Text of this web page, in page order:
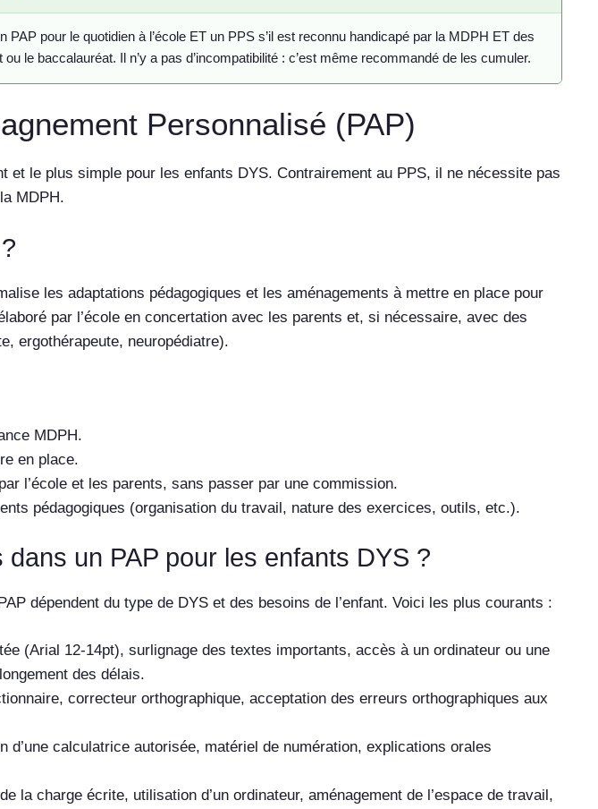
PAP pour le quotidien à l’école ET un PPS s’il est reconnu handicapé par la MDPH ET des
le baccalauréat. Il n’y a pas d’incompatibilité : c’est même recommandé de les cumuler.
Personnalisé (PAP)
et le plus simple pour les enfants DYS. Contrairement au PPS, il ne nécessite pas
MDPH.
les adaptations pédagogiques et les aménagements à mettre en place pour
par l’école en concertation avec les parents et, si nécessaire, avec des
ergothérapeute, neuropédiatre).
MDPH.
en place.
l’école et les parents, sans passer par une commission.
pédagogiques (organisation du travail, nature des exercices, outils, etc.).
un PAP pour les enfants DYS ?
dépendent du type de DYS et des besoins de l’enfant. Voici les plus courants :
(Arial 12-14pt), surlignage des textes importants, accès à un ordinateur ou une
des délais.
correcteur orthographique, acceptation des erreurs orthographiques aux
d’une calculatrice autorisée, matériel de numération, explications orales
la charge écrite, utilisation d’un ordinateur, aménagement de l’espace de travail,